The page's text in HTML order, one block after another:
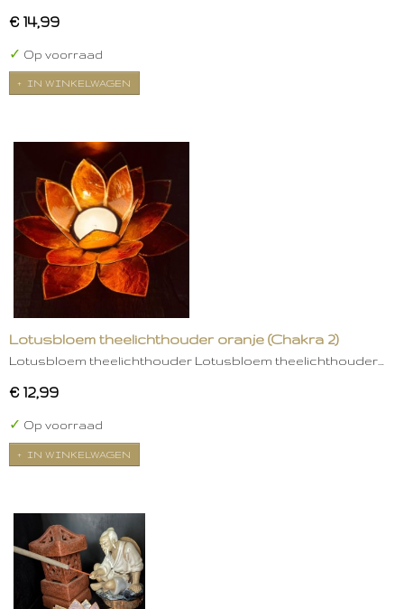
€ 14,99
✓ Op voorraad
IN WINKELWAGEN
Lotusbloem theelichthouder oranje (Chakra 2)
Lotusbloem theelichthouder Lotusbloem theelichthouder…
€ 12,99
✓ Op voorraad
IN WINKELWAGEN